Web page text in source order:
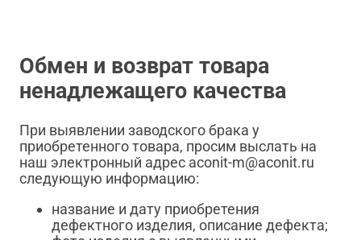
Обмен и возврат товара
ненадлежащего качества
При выявлении заводского брака у
приобретенного товара, просим выслать на
наш электронный адрес aconit-m@aconit.ru
следующую информацию:
название и дату приобретения
дефектного изделия, описание дефекта;